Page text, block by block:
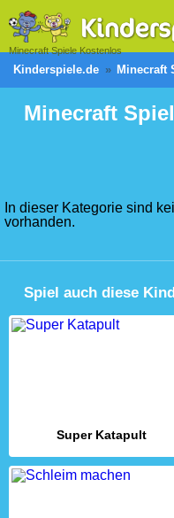
Minecraft Spiele Kostenlos
Kinderspiele.de Minecraft
Minecraft
In dieser Kategorie sind
vorhanden.
Spiel auch diese
Super Katapult